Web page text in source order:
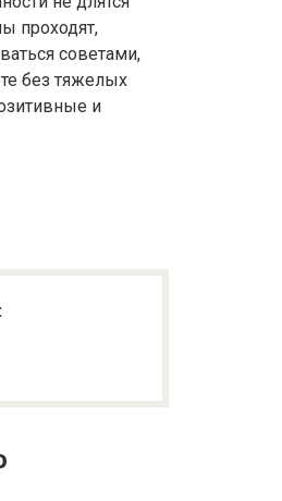
проходят,
советами,
без тяжелых
и